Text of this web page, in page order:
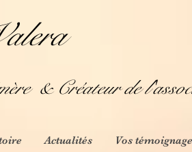
& Créateur de
Actualités Vos